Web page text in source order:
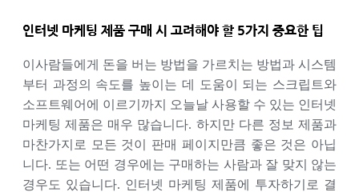
인터넷 마케팅 제품 구매 시 고려해야 할 5가지 중요한 팁
이사람들에게 돈을 버는 방법을 가르치는 방법과 시스템
부터 과정의 속도를 높이는 데 도움이 되는 스크립트와
소프트웨어에 이르기까지 오늘날 사용할 수 있는 인터넷
마케팅 제품은 매우 많습니다. 하지만 다른 정보 제품과
마찬가지로 모든 것이 판매 페이지만큼 좋은 것은 아닙
니다. 또는 어떤 경우에는 구매하는 사람과 잘 맞지 않는
경우도 있습니다. 인터넷 마케팅 제품에 투자하기로 결